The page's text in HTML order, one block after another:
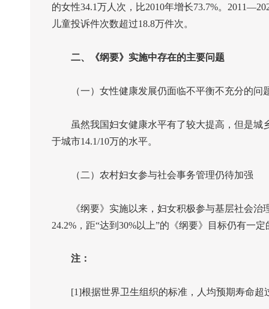
的女性34.1万人次，比2010年增长73.7%。 2011—
儿童投诉件次数超过18.8万件次。
二、《纲要》实施中存在的主要问题
（一）女性健康发展仍面临不平衡不充分的问
虽然我国妇女健康水平有了较大提高，但是城
于城市14.1/10万的水平。
（二）农村妇女参与社会事务管理仍待加强
《纲要》实施以来，妇女积极参与基层社会治
24.2% ，距“达到 30%以上”的《纲要》目标仍有一定
注：
[1]根据世界卫生组织的标准，人均预期寿命超